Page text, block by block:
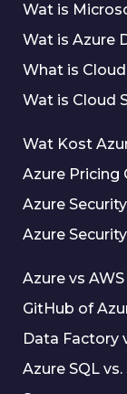
Wat is
Wat is Azure
What is
Wat is Cloud
Wat Kost
Azure Pricing
Azure
Azure
Azure vs AWS
GitHub of
Data Factory
Azure SQL